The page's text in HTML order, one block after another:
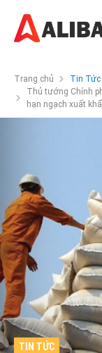
Trang chủ
Tin Tức
Thủ tướng Chính
hạn ngạch xuất
TIN TỨC